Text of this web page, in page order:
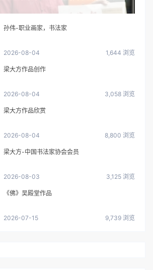
孙伟-职业画家，书法家
2026-08-04 1,644 浏览
梁大方作品创作
2026-08-04 3,058 浏览
梁大方作品欣赏
2026-08-04 8,800 浏览
梁大方-中国书法家协会会员
2026-08-03 3,125 浏览
《佛》吴殿堂作品
2026-07-15 9,739 浏览